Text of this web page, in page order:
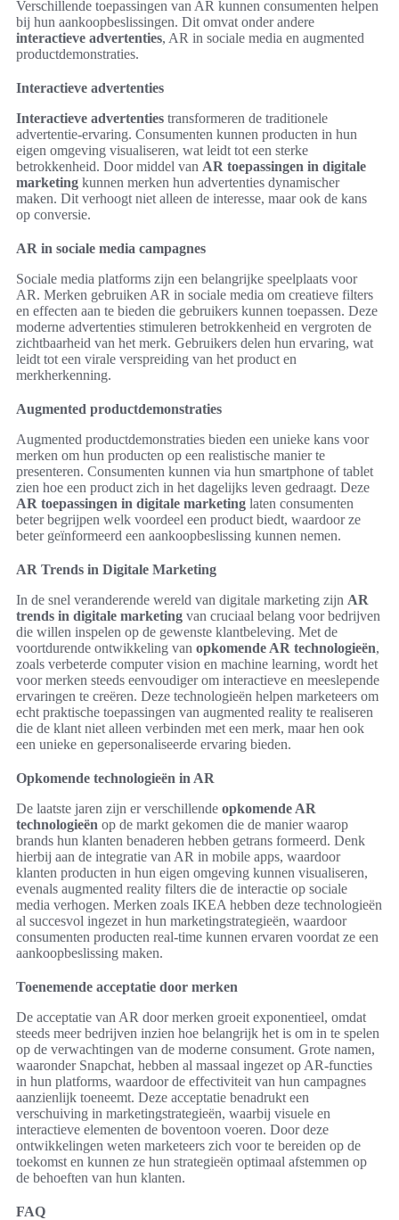
Verschillende toepassingen van AR kunnen consumenten helpen
bij hun aankoopbeslissingen. Dit omvat onder andere
interactieve advertenties, AR in sociale media en augmented
productdemonstraties.
Interactieve advertenties
Interactieve advertenties transformeren de traditionele
advertentie-ervaring. Consumenten kunnen producten in hun
eigen omgeving visualiseren, wat leidt tot een sterke
betrokkenheid. Door middel van AR toepassingen in digitale
marketing kunnen merken hun advertenties dynamischer
maken. Dit verhoogt niet alleen de interesse, maar ook de kans
op conversie.
AR in sociale media campagnes
Sociale media platforms zijn een belangrijke speelplaats voor
AR. Merken gebruiken AR in sociale media om creatieve filters
en effecten aan te bieden die gebruikers kunnen toepassen. Deze
moderne advertenties stimuleren betrokkenheid en vergroten de
zichtbaarheid van het merk. Gebruikers delen hun ervaring, wat
leidt tot een virale verspreiding van het product en
merkherkenning.
Augmented productdemonstraties
Augmented productdemonstraties bieden een unieke kans voor
merken om hun producten op een realistische manier te
presenteren. Consumenten kunnen via hun smartphone of tablet
zien hoe een product zich in het dagelijks leven gedraagt. Deze
AR toepassingen in digitale marketing laten consumenten
beter begrijpen welk voordeel een product biedt, waardoor ze
beter geïnformeerd een aankoopbeslissing kunnen nemen.
AR Trends in Digitale Marketing
In de snel veranderende wereld van digitale marketing zijn AR
trends in digitale marketing van cruciaal belang voor bedrijven
die willen inspelen op de gewenste klantbeleving. Met de
voortdurende ontwikkeling van opkomende AR technologieën,
zoals verbeterde computer vision en machine learning, wordt het
voor merken steeds eenvoudiger om interactieve en meeslepende
ervaringen te creëren. Deze technologieën helpen marketeers om
echt praktische toepassingen van augmented reality te realiseren
die de klant niet alleen verbinden met een merk, maar hen ook
een unieke en gepersonaliseerde ervaring bieden.
Opkomende technologieën in AR
De laatste jaren zijn er verschillende opkomende AR
technologieën op de markt gekomen die de manier waarop
brands hun klanten benaderen hebben getrans formeerd. Denk
hierbij aan de integratie van AR in mobile apps, waardoor
klanten producten in hun eigen omgeving kunnen visualiseren,
evenals augmented reality filters die de interactie op sociale
media verhogen. Merken zoals IKEA hebben deze technologieën
al succesvol ingezet in hun marketingstrategieën, waardoor
consumenten producten real-time kunnen ervaren voordat ze een
aankoopbeslissing maken.
Toenemende acceptatie door merken
De acceptatie van AR door merken groeit exponentieel, omdat
steeds meer bedrijven inzien hoe belangrijk het is om in te spelen
op de verwachtingen van de moderne consument. Grote namen,
waaronder Snapchat, hebben al massaal ingezet op AR-functies
in hun platforms, waardoor de effectiviteit van hun campagnes
aanzienlijk toeneemt. Deze acceptatie benadrukt een
verschuiving in marketingstrategieën, waarbij visuele en
interactieve elementen de boventoon voeren. Door deze
ontwikkelingen weten marketeers zich voor te bereiden op de
toekomst en kunnen ze hun strategieën optimaal afstemmen op
de behoeften van hun klanten.
FAQ